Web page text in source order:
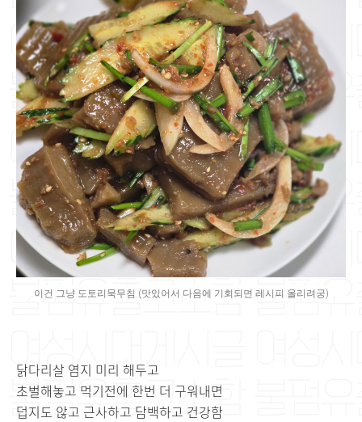
이건 그냥 도토리묵무침 (맛있어서 다음에 기회되면 레시피 올리려궁)
닭다리살 염지 미리 해두고
초벌해놓고 먹기전에 한번 더 구워내면
덥지도 않고 근사하고 담백하고 건강함